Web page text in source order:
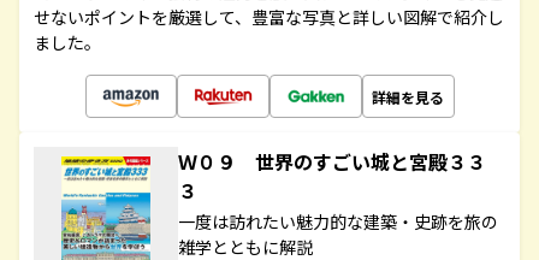
せないポイントを厳選して、豊富な写真と詳しい図解で紹介し
ました。
詳細を見る
Ｗ０９ 世界のすごい城と宮殿３３
３
一度は訪れたい魅力的な建築・史跡を旅の
雑学とともに解説